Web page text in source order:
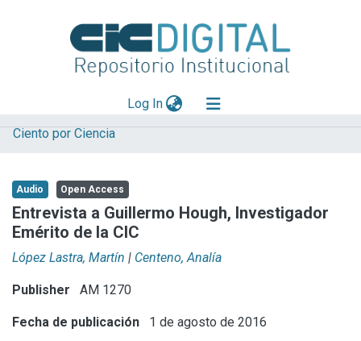
Log In(current)
Explorar
Aportar material
Statistics
Ciento por Ciencia
Audio Open Access
Entrevista a Guillermo Hough, Investigador
Emérito de la CIC
López Lastra, Martín | Centeno, Analía
Publisher AM 1270
Fecha de publicación 1 de agosto de 2016